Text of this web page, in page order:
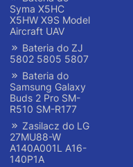
Syma X5HC
X5HW X9S Model
Aircraft UAV
Bateria do ZJ
5802 5805 5807
Bateria do
Samsung Galaxy
Buds 2 Pro SM-
R510 SM-R177
Zasilacz do LG
27MU88-W
A140A001L A16-
140P1A